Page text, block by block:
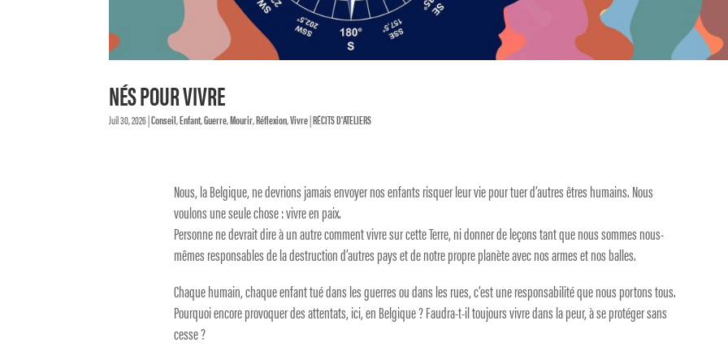
NÉS POUR VIVRE
Juil 30, 2026|Conseil,Enfant,Guerre,Mourir,Réflexion,Vivre|RÉCITS D'ATELIERS
Nous, la Belgique, ne devrions jamais envoyer nos enfants risquer leur vie pour tuer d’autres êtres humains. Nous
voulons une seule chose : vivre en paix.
Personne ne devrait dire à un autre comment vivre sur cette Terre, ni donner de leçons tant que nous sommes nous-
mêmes responsables de la destruction d’autres pays et de notre propre planète avec nos armes et nos balles.
Chaque humain, chaque enfant tué dans les guerres ou dans les rues, c’est une responsabilité que nous portons tous.
Pourquoi encore provoquer des attentats, ici, en Belgique ? Faudra-t-il toujours vivre dans la peur, à se protéger sans
cesse ?